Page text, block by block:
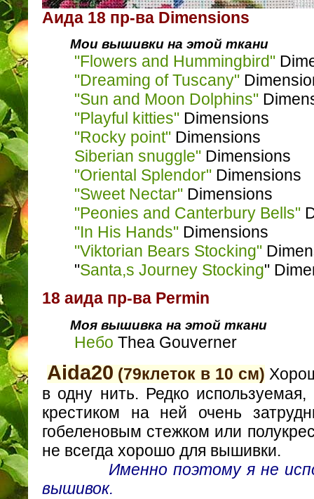
Аида 18 пр-ва Dimensions
Мои вышивки на этой ткани
"Flowers and Hummingbird"
"Dreaming of Tuscany"
"Sun and Moon Dolphins"
"Playful kitties" Dimensions
"Rocky point" Dimensions
Siberian snuggle" Dimensions
"Oriental Splendor" Dimensions
"Sweet Nectar" Dimensions
"Peonies and Canterbury Bells"
"In His Hands" Dimensions
"Viktorian Bears Stocking"
"Santa,s Journey Stocking"
18 аида пр-ва Permin
Моя вышивка на этой ткани
Небо Thea Gouverner
Aida20 (79клеток в 10 см)
в одну нить. Редко
крестиком на ней очень
гобеленовым стежком или
не всегда хорошо для вышивки.
Именно поэтому я не
вышивок.